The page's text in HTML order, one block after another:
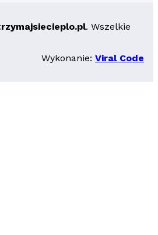
. Wszelkie
Wykonanie: Viral Code